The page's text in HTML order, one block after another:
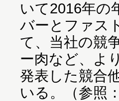
いて2016年の
バーとファス
て、当社の競
ー肉など、よ
発表した競合
いる。（参照：